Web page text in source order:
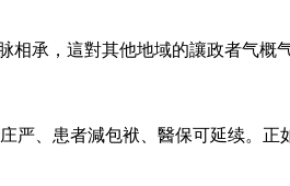
承，這對其他地域的讓政者气概
严、患者減包袱、醫保可延续。